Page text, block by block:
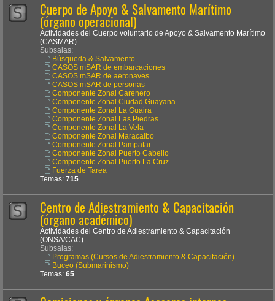
Cuerpo de Apoyo & Salvamento Marítimo
(órgano operacional)
Actividades del Cuerpo voluntario de Apoyo & Salvamento Marítimo
(CASMAR)
Subsalas:
Búsqueda & Salvamento
CASOS mSAR de embarcaciones
CASOS mSAR de aeronaves
CASOS mSAR de personas
Componente Zonal Carenero
Componente Zonal Ciudad Guayana
Componente Zonal La Guaira
Componente Zonal Las Piedras
Componente Zonal La Vela
Componente Zonal Maracaibo
Componente Zonal Pampatar
Componente Zonal Puerto Cabello
Componente Zonal Puerto La Cruz
Fuerza de Tarea
Temas: 715
Centro de Adiestramiento & Capacitación
(órgano académico)
Actividades del Centro de Adiestramiento & Capacitación
(ONSA/CAC).
Subsalas:
Programas (Cursos de Adiestramiento & Capacitación)
Buceo (Submarinismo)
Temas: 65